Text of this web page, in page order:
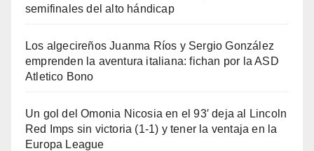
semifinales del alto hándicap
Los algecireños Juanma Ríos y Sergio González
emprenden la aventura italiana: fichan por la ASD
Atletico Bono
Un gol del Omonia Nicosia en el 93′ deja al Lincoln
Red Imps sin victoria (1-1) y tener la ventaja en la
Europa League